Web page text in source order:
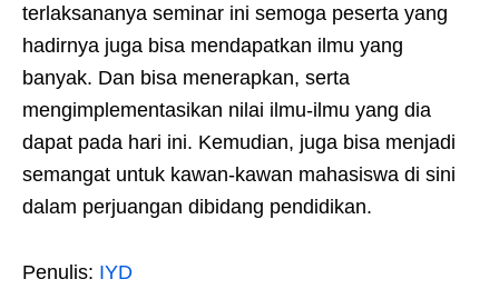
terlaksananya seminar ini semoga peserta yang
hadirnya juga bisa mendapatkan ilmu yang
banyak. Dan bisa menerapkan, serta
mengimplementasikan nilai ilmu-ilmu yang dia
dapat pada hari ini. Kemudian, juga bisa menjadi
semangat untuk kawan-kawan mahasiswa di sini
dalam perjuangan dibidang pendidikan.
Penulis: IYD